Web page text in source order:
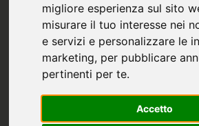
migliore esperienza sul sito
misurare il tuo interesse nei
e servizi e personalizzare le
marketing, per pubblicare
pertinenti per te.
Accetto